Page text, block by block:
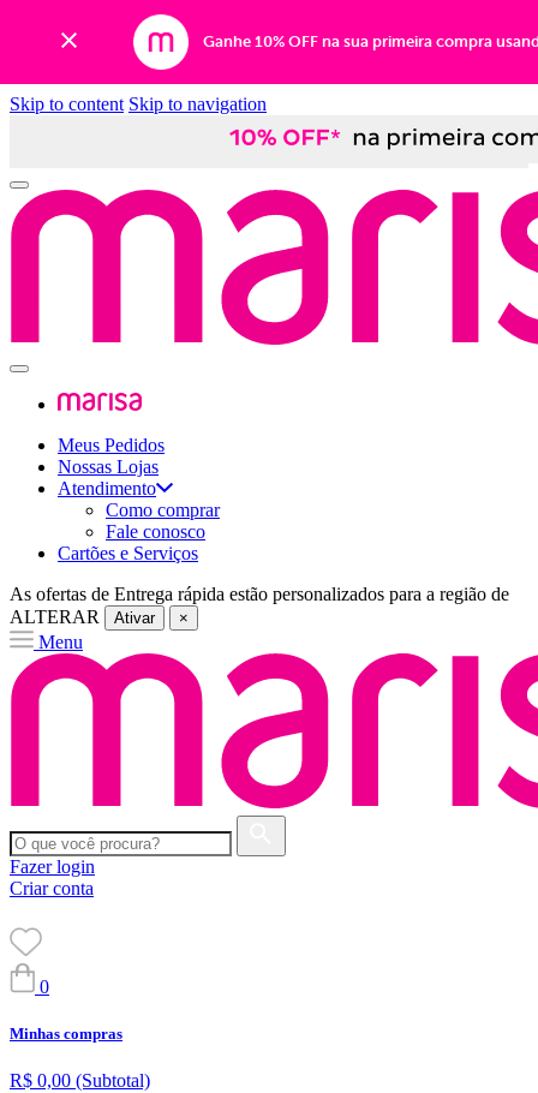
Ganhe 10% OFF na sua primeira compra
Skip to content Skip to navigation
Meus Pedidos
Nossas Lojas
Atendimento
Como comprar
Fale conosco
Cartões e Serviços
As ofertas de Entrega rápida estão personalizados para a região de
ALTERAR
Ativar ×
Menu
Fazer login
Criar conta
0
Minhas compras
R$ 0,00 (Subtotal)